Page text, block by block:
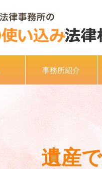
事務所紹介
遺産